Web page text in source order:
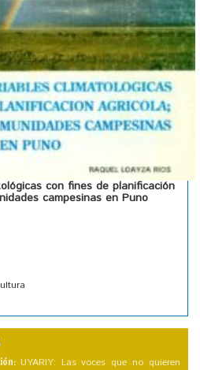
con fines de planificación
campesinas en Puno
UYARIY: Las voces que no quieren